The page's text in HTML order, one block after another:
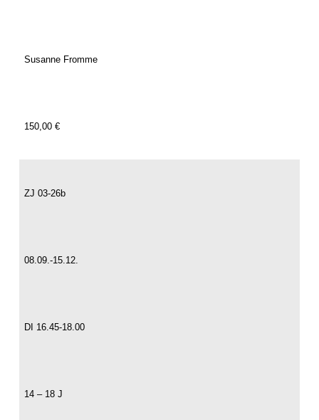
Susanne Fromme
150,00 €
ZJ 03-26b
08.09.-15.12.
DI 16.45-18.00
14 – 18 J